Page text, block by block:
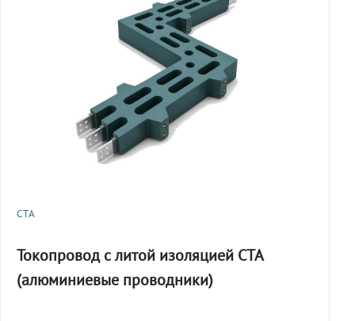
СТА
Токопровод с литой изоляцией СТА
(алюминиевые проводники)